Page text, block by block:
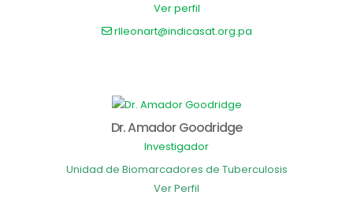
Ver perfil
rlleonart@indicasat.org.pa
Dr. Amador Goodridge
Investigador
Unidad de Biomarcadores de Tuberculosis
Ver Perfil